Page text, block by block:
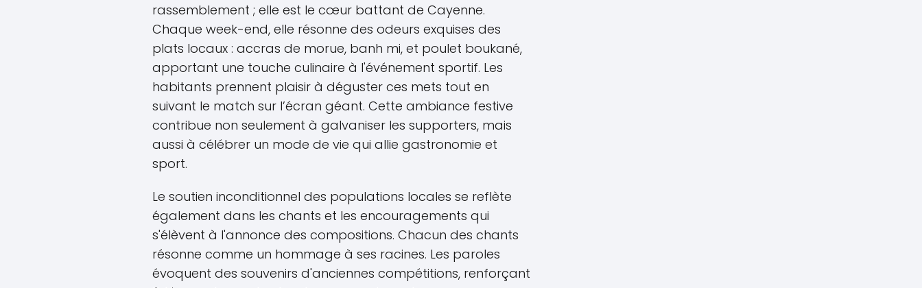
rassemblement ; elle est le cœur battant de Cayenne.
Chaque week-end, elle résonne des odeurs exquises des
plats locaux : accras de morue, banh mi, et poulet boukané,
apportant une touche culinaire à l'événement sportif. Les
habitants prennent plaisir à déguster ces mets tout en
suivant le match sur l’écran géant. Cette ambiance festive
contribue non seulement à galvaniser les supporters, mais
aussi à célébrer un mode de vie qui allie gastronomie et
sport.
Le soutien inconditionnel des populations locales se reflète
également dans les chants et les encouragements qui
s'élèvent à l'annonce des compositions. Chacun des chants
résonne comme un hommage à ses racines. Les paroles
évoquent des souvenirs d'anciennes compétitions, renforçant